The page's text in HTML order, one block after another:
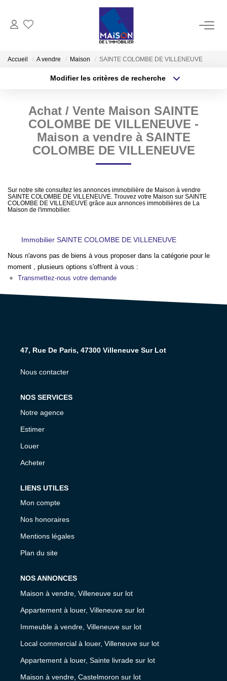
LOCATION
GESTION
ESTIMATION
Estimer Vendre
Biens Vendus
NOS AGENCES
CONTACT
EXTRANET PROPRIÉTAIRE
Accueil A vendre Maison SAINTE COLOMBE DE VILLENEUVE
Modifier les critères de recherche
Sélectionnez...
Type de bien
Surface min
Budget max Plus de critères
Achat / Vente Maison SAINTE
COLOMBE DE VILLENEUVE -
Maison a vendre à SAINTE
COLOMBE DE VILLENEUVE
Sur notre site consultez les annonces immobilière de Maison à vendre
SAINTE COLOMBE DE VILLENEUVE. Trouvez votre Maison sur SAINTE
COLOMBE DE VILLENEUVE grâce aux annonces immobilières de La
Maison de l'immobilier.
Immobilier SAINTE COLOMBE DE VILLENEUVE
Nous n'avons pas de biens à vous proposer dans la catégorie pour le
moment , plusieurs options s'offrent à vous :
Transmettez-nous votre demande
47, Rue De Paris, 47300 Villeneuve Sur Lot
Nous contacter
NOS SERVICES
Notre agence
Estimer
Louer
Acheter
LIENS UTILES
Mon compte
Nos honoraires
Mentions légales
Plan du site
NOS ANNONCES
Maison à vendre, Villeneuve sur lot
Appartement à louer, Villeneuve sur lot
Immeuble à vendre, Villeneuve sur lot
Local commercial à louer, Villeneuve sur lot
Appartement à louer, Sainte livrade sur lot
Maison à vendre, Castelmoron sur lot